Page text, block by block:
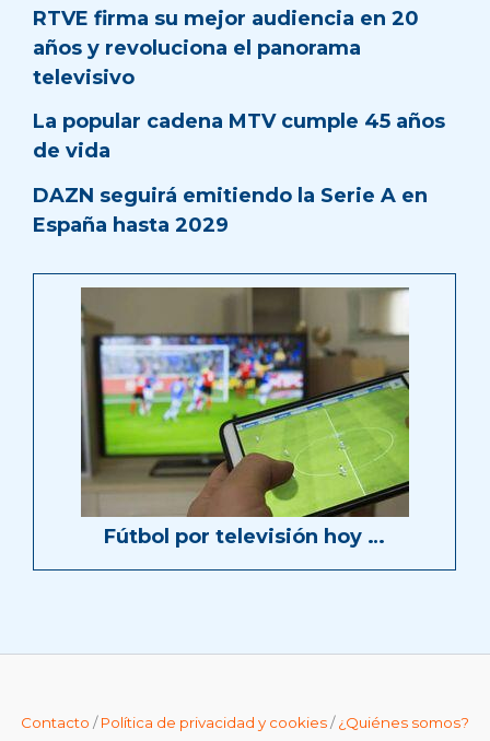
RTVE firma su mejor audiencia en 20
años y revoluciona el panorama
televisivo
La popular cadena MTV cumple 45 años
de vida
DAZN seguirá emitiendo la Serie A en
España hasta 2029
Fútbol por televisión hoy …
Contacto /Política de privacidad y cookies/¿Quiénes somos?